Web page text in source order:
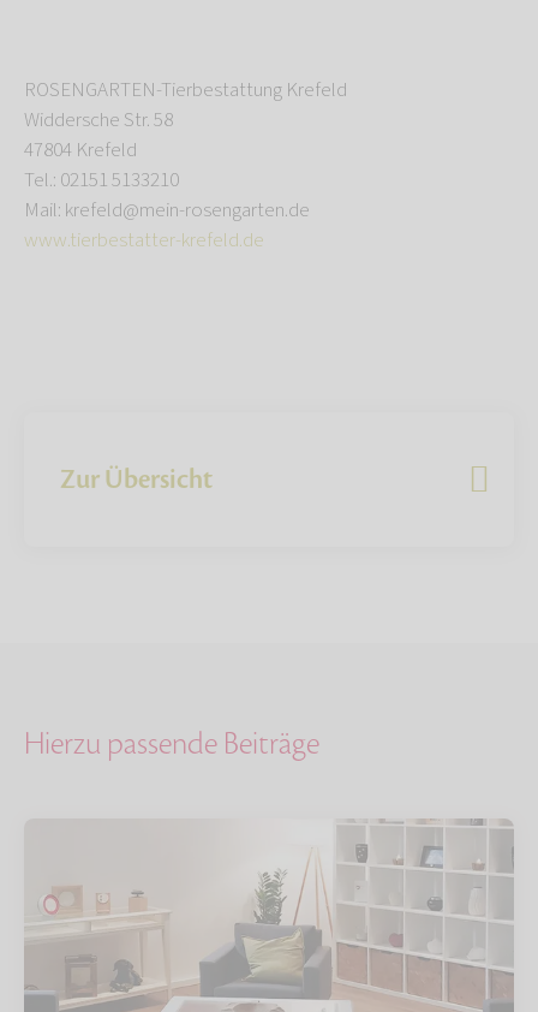
ROSENGARTEN-Tierbestattung Krefeld
Widdersche Str. 58
47804 Krefeld
Tel.: 02151 5133210
Mail: krefeld@mein-rosengarten.de
www.tierbestatter-krefeld.de
Zur Übersicht
Hierzu passende Beiträge